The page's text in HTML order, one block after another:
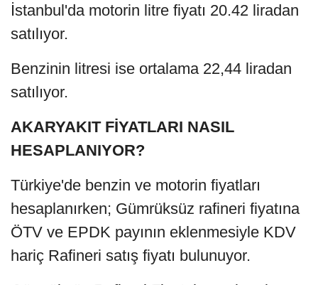
İstanbul'da motorin litre fiyatı 20.42 liradan
satılıyor.
Benzinin litresi ise ortalama 22,44 liradan
satılıyor.
AKARYAKIT FİYATLARI NASIL
HESAPLANIYOR?
Türkiye'de benzin ve motorin fiyatları
hesaplanırken; Gümrüksüz rafineri fiyatına
ÖTV ve EPDK payının eklenmesiyle KDV
hariç Rafineri satış fiyatı bulunuyor.